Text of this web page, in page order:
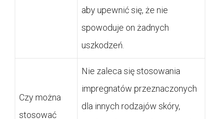
aby upewnić się, że nie
spowoduje on żadnych
uszkodzeń.
Czy można
stosować
Nie zaleca się stosowania
impregnatów przeznaczonych
dla innych rodzajów skóry,